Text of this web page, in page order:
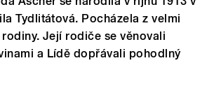
Tydlitátová. Pocházela z velmi
Její rodiče se věnovali
a Lídě dopřávali pohodlný